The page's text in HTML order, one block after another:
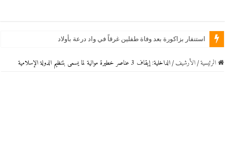
استنفار بزاكورة بعد وفاة طفلين غرقاً في واد درعة بأولاد يحيى لكراير
الرئيسية / اﻷرشيف / الداخلية: إيقاف 3 عناصر خطيرة موالية لما يسمى بتنظيم الدولة الإسلامية